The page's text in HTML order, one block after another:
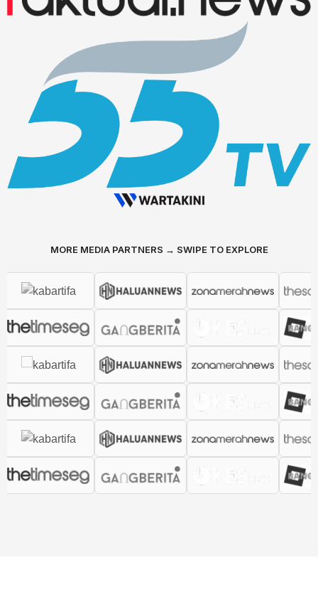
MORE MEDIA PARTNERS → SWIPE TO EXPLORE